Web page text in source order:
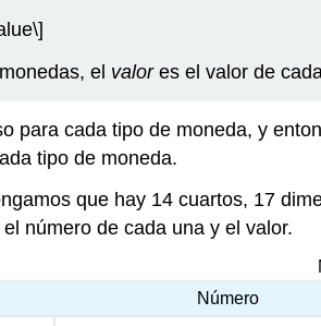
el valores el valor de
para cada tipo de moneda, y
tipo de moneda.
que hay 14 cuartos, 17
número de cada una y el valor.
Número